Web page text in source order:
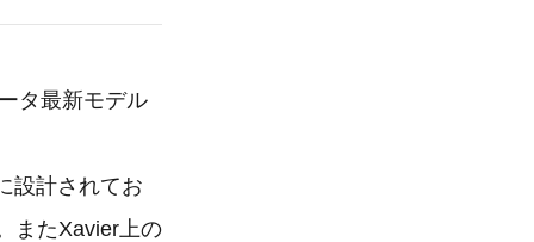
タ最新モデル
設計されてお
またXavier上の